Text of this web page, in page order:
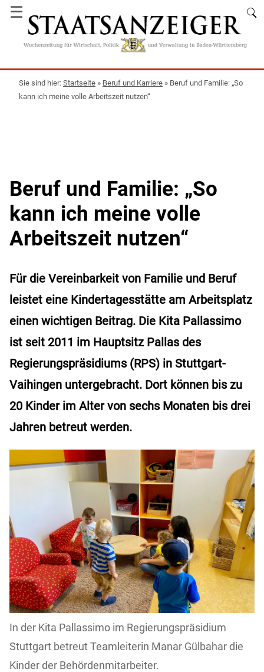
☰
Startseite » Beruf und Karriere » Beruf und Familie: „So
kann ich meine volle Arbeitszeit nutzen“
Beruf und Familie: „So
kann ich meine volle
Arbeitszeit nutzen“
Für die Vereinbarkeit von Familie und Beruf
leistet eine Kindertagesstätte am Arbeitsplatz
einen wichtigen Beitrag. Die Kita Pallassimo
ist seit 2011 im Hauptsitz Pallas des
Regierungspräsidiums (RPS) in Stuttgart-
Vaihingen untergebracht. Dort können bis zu
20 Kinder im Alter von sechs Monaten bis drei
Jahren betreut werden.
In der Kita Pallassimo im Regierungspräsidium
Stuttgart betreut Teamleiterin Manar Gülbahar die
Kinder der Behördenmitarbeiter.